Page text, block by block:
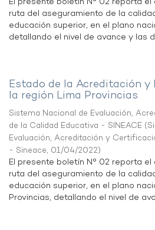
ruta del aseguramiento de la
educación superior, en el plano
detallando el nivel de avance y las
Estado de la Acreditación
la región Lima Provincias
Sistema Nacional de Evaluación,
de la Calidad Educativa - SINEACE (
Evaluación, Acreditación y
- Sineace, 01/04/2022)
El presente boletín N° 02 reporta
ruta del aseguramiento de la
educación superior, en el plano
Provincias, detallando el nivel de